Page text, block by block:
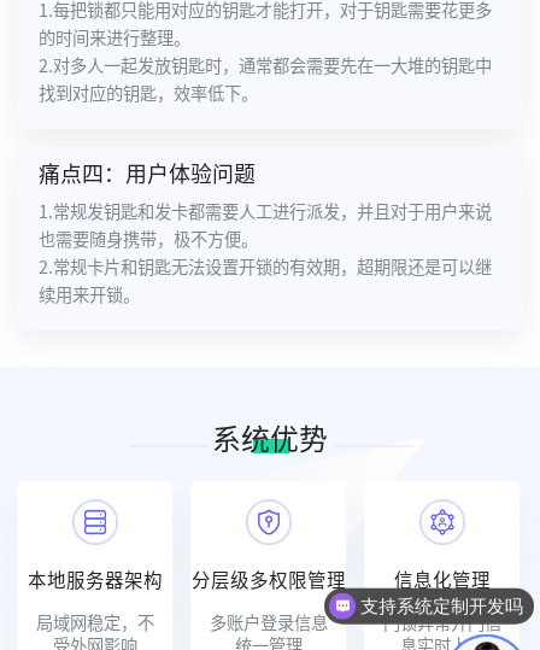
1.每把锁都只能用对应的钥匙才能打开，对于钥匙需要花更多
的时间来进行整理。
2.对多人一起发放钥匙时，通常都会需要先在一大堆的钥匙中
找到对应的钥匙，效率低下。
痛点四：用户体验问题
1.常规发钥匙和发卡都需要人工进行派发，并且对于用户来说
也需要随身携带，极不方便。
2.常规卡片和钥匙无法设置开锁的有效期，超期限还是可以继
续用来开锁。
系统优势
本地服务器架构
局域网稳定，不
受外网影响
分层级多权限管理
多账户登录信息
统一管理
信息化管理
门锁异常开门信
息实时上传
支持系统定制开发吗
怎么联系你们